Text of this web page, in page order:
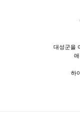
대성군을
하